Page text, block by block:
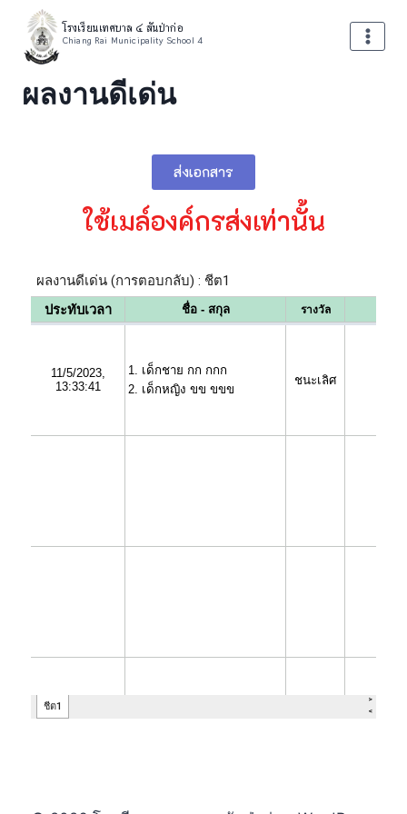
โรงเรียนเทศบาล ๔ สันป่าก่อ
Chiang Rai Municipality School 4
ผลงานดีเด่น
ส่งเอกสาร
ใช้เมล์องค์กรส่งเท่านั้น